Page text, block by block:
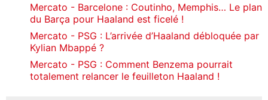
Mercato - Barcelone : Coutinho, Memphis… Le plan
du Barça pour Haaland est ficelé !
Mercato - PSG : L’arrivée d’Haaland débloquée par
Kylian Mbappé ?
Mercato - PSG : Comment Benzema pourrait
totalement relancer le feuilleton Haaland !